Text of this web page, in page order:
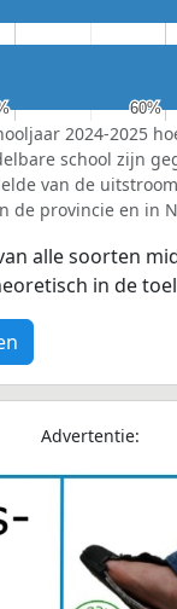
60%
60%
2024-2025
school zijn
van de
de provincie en in
alle soorten
in de
Advertentie: